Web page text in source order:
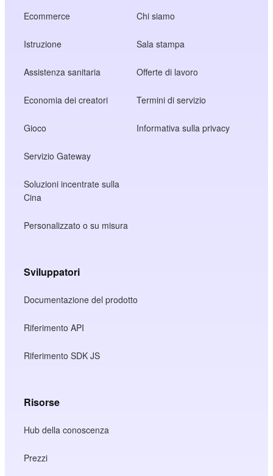
Ecommerce
Istruzione
Assistenza sanitaria
Economia dei creatori
Gioco
Servizio Gateway
Soluzioni incentrate sulla
Cina
Personalizzato o su misura
Chi siamo
Sala stampa
Offerte di lavoro
Termini di servizio
Informativa sulla privacy
Sviluppatori
Documentazione del prodotto
Riferimento API
Riferimento SDK JS
Risorse
Hub della conoscenza
Prezzi